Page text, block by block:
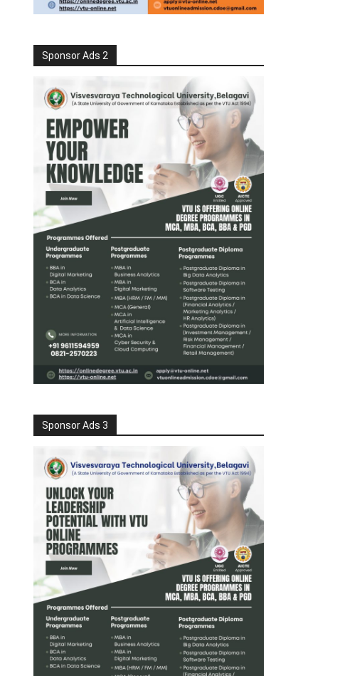
Sponsor Ads 2
Sponsor Ads 3